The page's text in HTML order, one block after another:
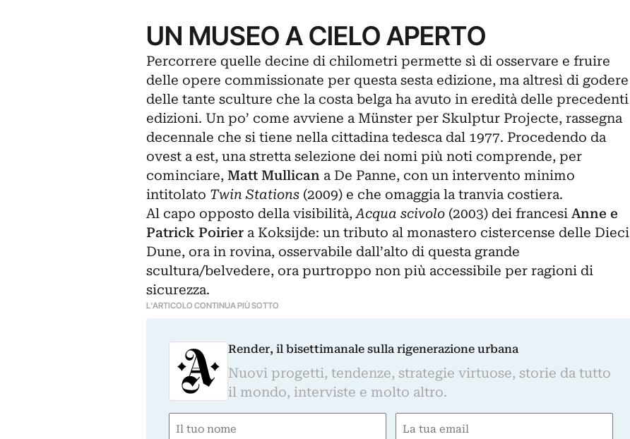
UN MUSEO A CIELO APERTO
Percorrere quelle decine di chilometri permette sì di osservare e fruire
delle opere commissionate per questa sesta edizione, ma altresì di godere
delle tante sculture che la costa belga ha avuto in eredità delle precedenti
edizioni. Un po’ come avviene a Münster per Skulptur Projecte, rassegna
decennale che si tiene nella cittadina tedesca dal 1977. Procedendo da
ovest a est, una stretta selezione dei nomi più noti comprende, per
cominciare, Matt Mullicana De Panne, con un intervento minimo
intitolato Twin Stations (2009) e che omaggia la tranvia costiera.
Al capo opposto della visibilità,Acqua scivolo(2003) dei francesi Anne e
Patrick Poiriera Koksijde: un tributo al monastero cistercense delle Dieci
Dune, ora in rovina, osservabile dall’alto di questa grande
scultura/belvedere, ora purtroppo non più accessibile per ragioni di
sicurezza.
L'ARTICOLO CONTINUA PIÙ SOTTO
Render, il bisettimanale sulla rigenerazione urbana
Nuovi progetti, tendenze, strategie virtuose, storie da tutto
il mondo, interviste e molto altro.
Nome
Email